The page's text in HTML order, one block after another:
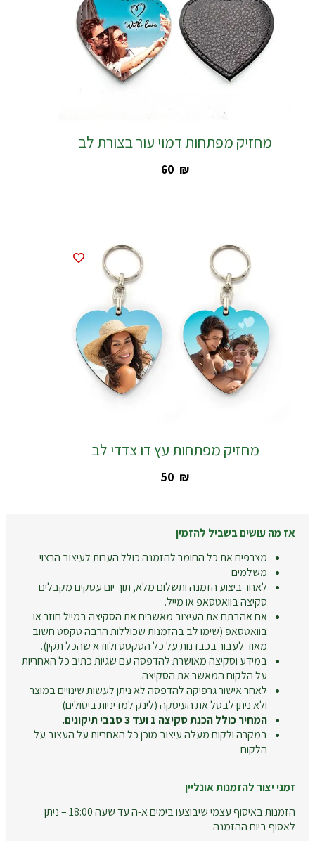
מחזיק מפתחות דמוי עור בצורת לב
‎60 ₪
מחזיק מפתחות עץ דו צדדי לב
‎50 ₪
אז מה עושים בשביל להזמין
מצרפים את כל החומר להזמנה כולל הערות לעיצוב הרצוי
משלמים
לאחר ביצוע הזמנה ותשלום מלא, תוך יום עסקים מקבלים
סקיצה בוואטסאפ או מייל.
אם אהבתם את העיצוב מאשרים את הסקיצה במייל חוזר או
בוואטסאפ (שימו לב בהזמנות שכוללות הרבה טקסט חשוב
מאוד לעבור בכבדנות על כל הטקסט ולוודא שהכל תקין).
במידע וסקיצה מאושרת להדפסה עם שגיות כתיב כל האחריות
על הלקוח המאשר את הסקיצה.
לאחר אישור גרפיקה להדפסה לא ניתן לעשות שינויים במוצר
ולא ניתן לבטל את העיסקה (לינק למדיניות ביטולים)
המחיר כולל הכנת סקיצה 1 ועד 3 סבבי תיקונים.
במקרה ולקוח מעלה עיצוב מוכן כל האחריות על העצוב על
הלקוח
זמני יצור להזמנות אונליין
הזמנות באיסוף עצמי שיבוצעו בימים א-ה עד שעה 18:00 – ניתן
לאסוף ביום ההזמנה.